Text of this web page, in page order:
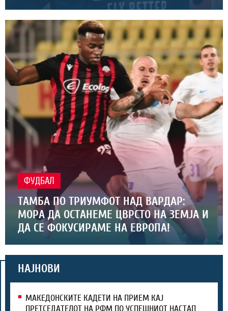
ФУДБАЛ
ТАМБА ПО ТРИУМФОТ НАД ВАРДАР:
МОРА ДА ОСТАНЕМЕ ЦВРСТО НА ЗЕМЈА И
ДА СЕ ФОКУСИРАМЕ НА ЕВРОПА!
НАЈНОВИ
МАКЕДОНСКИТЕ КАДЕТИ НА ПРИЕМ КАЈ